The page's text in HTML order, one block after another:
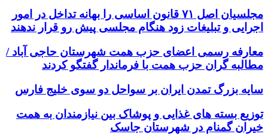
مجلسیان اصل ۷۱ قانون اساسی را بهانه تداخل در امور
اجرایی و تبلیغات زود هنگام مجلسی پیش رو قرار ندهند
معارفه رسمی اعضای حزب همت شهرستان حاجی آباد /
مطالبه گران حزب همت با فرماندار گفتگو کردند
سایه بزرگ تمدن ایران بر سواحل دو سوی خلیج فارس
توزیع بسته های غذایی و پوشاک بین نیازمندان به همت
خیران گمنام در شهرستان جاسک